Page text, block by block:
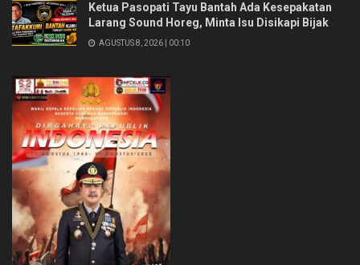
Ketua Pasopati Tayu Bantah Ada Kesepakatan
Larang Sound Horeg, Minta Isu Disikapi Bijak
AGUSTUS 8, 2026 | 00:10